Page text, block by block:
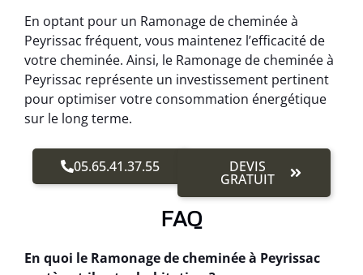
En optant pour un Ramonage de cheminée à
Peyrissac fréquent, vous maintenez l’efficacité de
votre cheminée. Ainsi, le Ramonage de cheminée à
Peyrissac représente un investissement pertinent
pour optimiser votre consommation énergétique
sur le long terme.
05.65.41.37.55 DEVIS
GRATUIT
FAQ
En quoi le Ramonage de cheminée à Peyrissac